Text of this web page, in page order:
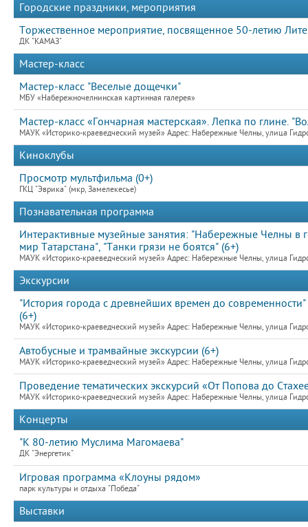
Городские праздники, мероприятия
Торжественное мероприятие, посвященное 50-летию
ДК "КАМАЗ"
Мастер-класс
Мастер-класс "Веселые дощечки"
МБУ «Набережночелнинская картинная галерея»
Мастер-класс «Гончарная мастерская». Лепка по глине.
МАУК «Историко-краеведческий музей» Адрес: Набережные Челны, улица
Киноклубы
Просмотр мультфильма (0+)
ГКЦ "Эврика" (мкр, Замелекесье)
Познавательная программа
Интерактивные музейные занятия: "Набережные Челны в
мир Татарстана", "Танки грязи не боятся" (6+)
МАУК «Историко-краеведческий музей» Адрес: Набережные Челны, улица
Экскурсии
"История города с древнейших времен до
(6+)
МАУК «Историко-краеведческий музей» Адрес: Набережные Челны, улица
Автобусные и трамвайные экскурсии (6+)
МАУК «Историко-краеведческий музей» Адрес: Набережные Челны, улица
Проведение тематических экскурсий «От Попова до
МАУК «Историко-краеведческий музей» Адрес: Набережные Челны, улица
Концерты
"К 80-летию Муслима Магомаева"
ДК "Энергетик"
Игровая программа «Клоуны рядом»
парк культуры и отдыха "Победа"
Выставки